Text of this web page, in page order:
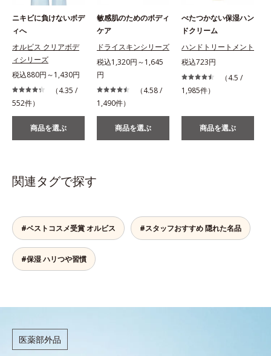
ニキビに負けないボデ
ィへ
オルビス クリアボデ
ィシリーズ
税込880円～1,430円
（4.35 /
552件）
商品を選ぶ
敏感肌のためのボディ
ケア
ドライスキンシリーズ
税込1,320円～1,645
円
（4.58 /
1,490件）
商品を選ぶ
べたつかない保湿ハン
ドクリーム
ハンドトリートメント
税込723円
（4.5 /
1,985件）
商品を選ぶ
関連タグで探す
#ベストコスメ受賞 オルビス #スタッフおすすめ 隠れた名品
#保湿 ハリつや習慣
医薬部外品